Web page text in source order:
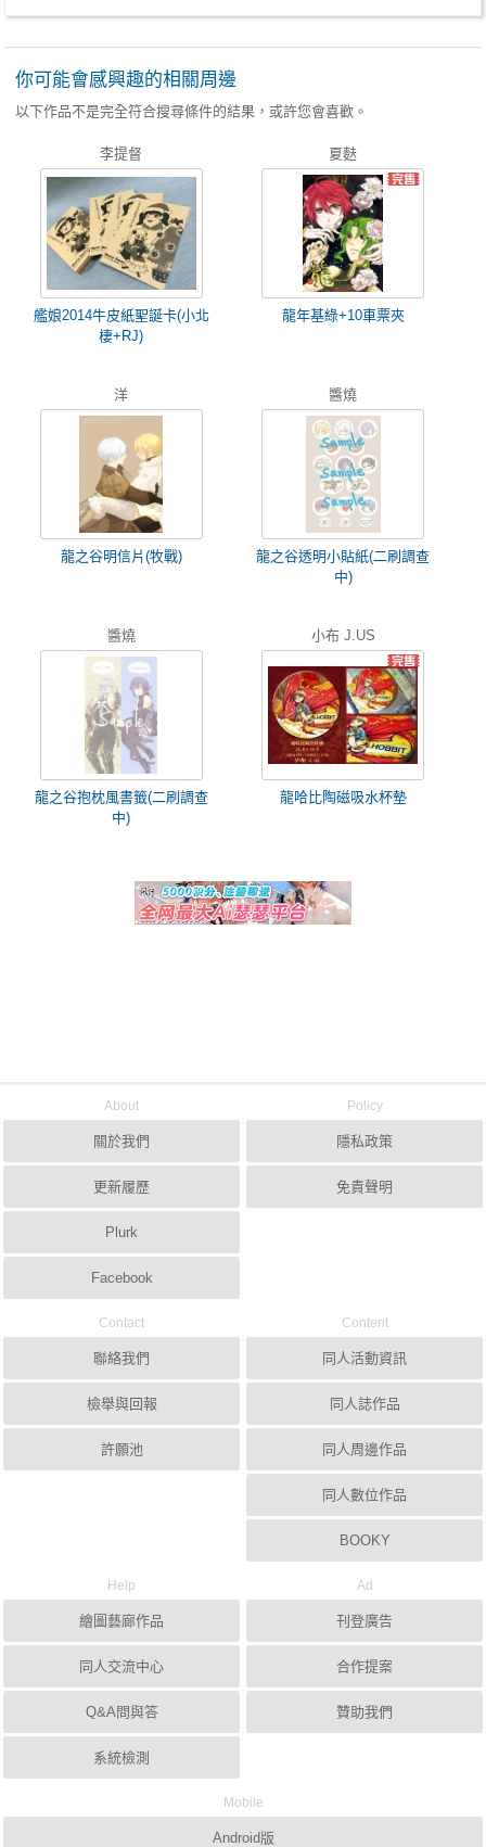
你可能會感興趣的相關周邊
以下作品不是完全符合搜尋條件的結果，或許您會喜歡。
李提督
艦娘2014牛皮紙聖誕卡(小北
棲+RJ)
夏麩
龍年基綠+10車票夾
洋
龍之谷明信片(牧戰)
醬燒
龍之谷透明小貼紙(二刷調查
中)
醬燒
龍之谷抱枕風書籤(二刷調查
中)
小布 J.US
龍哈比陶磁吸水杯墊
About
關於我們
更新履歷
Plurk
Facebook
Policy
隱私政策
免責聲明
Contact
聯絡我們
檢舉與回報
許願池
Content
同人活動資訊
同人誌作品
同人周邊作品
同人數位作品
BOOKY
Help
繪圖藝廊作品
同人交流中心
Q&A問與答
系統檢測
Ad
刊登廣告
合作提案
贊助我們
Mobile
Android版